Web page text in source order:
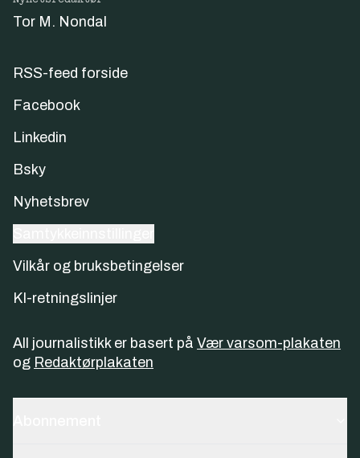
Tor M. Nondal
RSS-feed forside
Facebook
Linkedin
Bsky
Nyhetsbrev
Vilkår og bruksbetingelser
KI-retningslinjer
All journalistikk er basert på Vær varsom-plakaten
og Redaktørplakaten